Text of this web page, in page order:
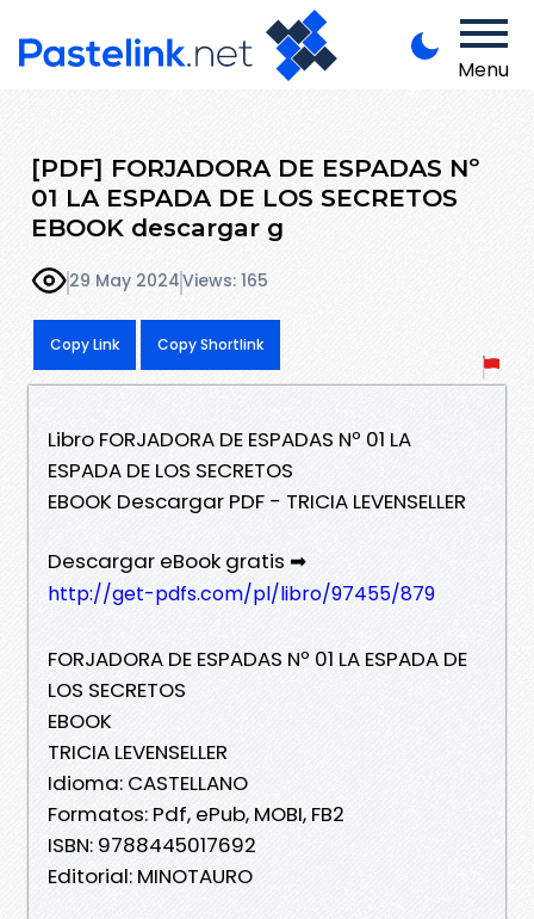
Menu
[PDF] FORJADORA DE ESPADAS Nº
01 LA ESPADA DE LOS SECRETOS
EBOOK descargar g
29 May 2024Views: 165
Copy Link Copy Shortlink
Libro FORJADORA DE ESPADAS Nº 01 LA
ESPADA DE LOS SECRETOS
EBOOK Descargar PDF - TRICIA LEVENSELLER
Descargar eBook gratis ➡
http://get-pdfs.com/pl/libro/97455/879
FORJADORA DE ESPADAS Nº 01 LA ESPADA DE
LOS SECRETOS
EBOOK
TRICIA LEVENSELLER
Idioma: CASTELLANO
Formatos: Pdf, ePub, MOBI, FB2
ISBN: 9788445017692
Editorial: MINOTAURO